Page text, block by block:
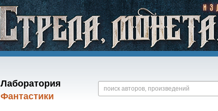
Лаборатория
Фантастики